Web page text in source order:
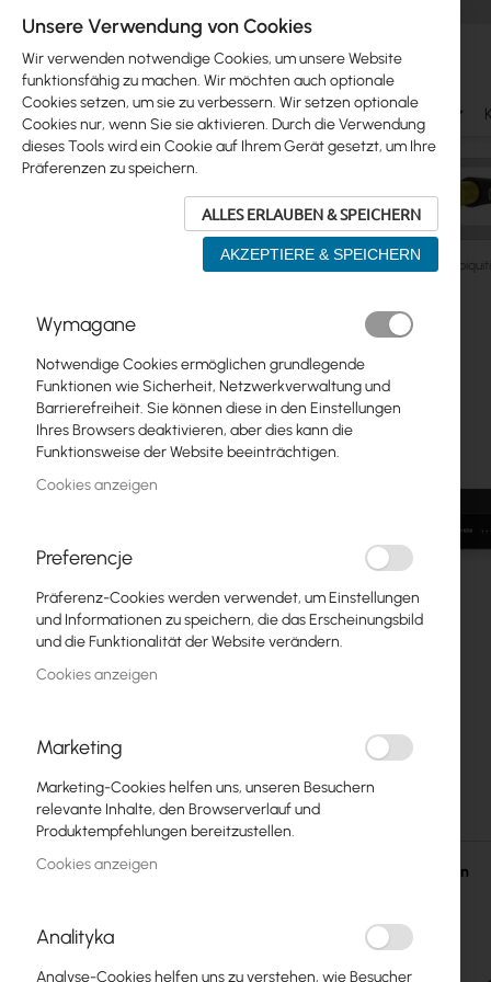
Ubiquiti Mikrotik WiFi & SOHO Antennas
ISP Wireless
Skip
product
list
Ubiquiti
Mikrotik
WiFi & SOHO
Antennas
Switch
Zugangspunkte
Koaxialkabel
Power Supply
GPON
LAN-Kabel
LAN-Router
Ende
Bildgalerie
springen
Zum
Anfang
Einzelheiten
Unsere Verwendung von Cookies
Wir verwenden notwendige Cookies, um unsere Website
funktionsfähig zu machen. Wir möchten auch optionale
Cookies setzen, um sie zu verbessern. Wir setzen optionale
Cookies nur, wenn Sie sie aktivieren. Durch die Verwendung
dieses Tools wird ein Cookie auf Ihrem Gerät gesetzt, um Ihre
Präferenzen zu speichern.
ALLES ERLAUBEN & SPEICHERN
AKZEPTIERE & SPEICHERN
Wymagane
Notwendige Cookies ermöglichen grundlegende
Funktionen wie Sicherheit, Netzwerkverwaltung und
Barrierefreiheit. Sie können diese in den Einstellungen
Ihres Browsers deaktivieren, aber dies kann die
Funktionsweise der Website beeinträchtigen.
Cookies anzeigen
Preferencje
Präferenz-Cookies werden verwendet, um Einstellungen
und Informationen zu speichern, die das Erscheinungsbild
und die Funktionalität der Website verändern.
Cookies anzeigen
Marketing
Marketing-Cookies helfen uns, unseren Besuchern
relevante Inhalte, den Browserverlauf und
Produktempfehlungen bereitzustellen.
Cookies anzeigen
Analityka
Analyse-Cookies helfen uns zu verstehen, wie Besucher